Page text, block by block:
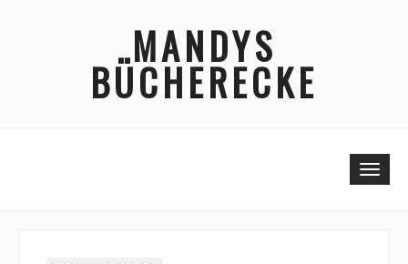
MANDYS
BÜCHERECKE